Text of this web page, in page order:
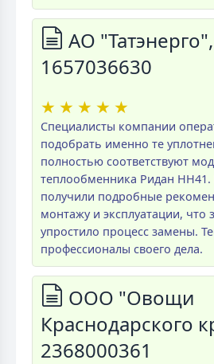
АО
1657036630
★ ★ ★ ★ ★
Специалисты компании
подобрать именно те
полностью соответствуют
теплообменника Ридан
получили подробные
монтажу и эксплуатации, что
упростило процесс замены.
профессионалы своего дела.
ООО "Овощи
Краснодарского
2368000361